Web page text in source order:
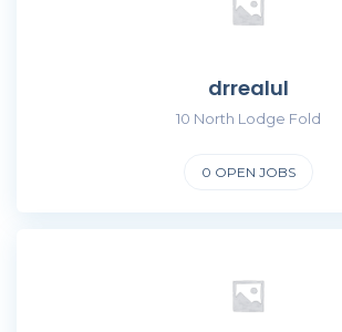
drrealul
10 North Lodge Fold
0 OPEN JOBS